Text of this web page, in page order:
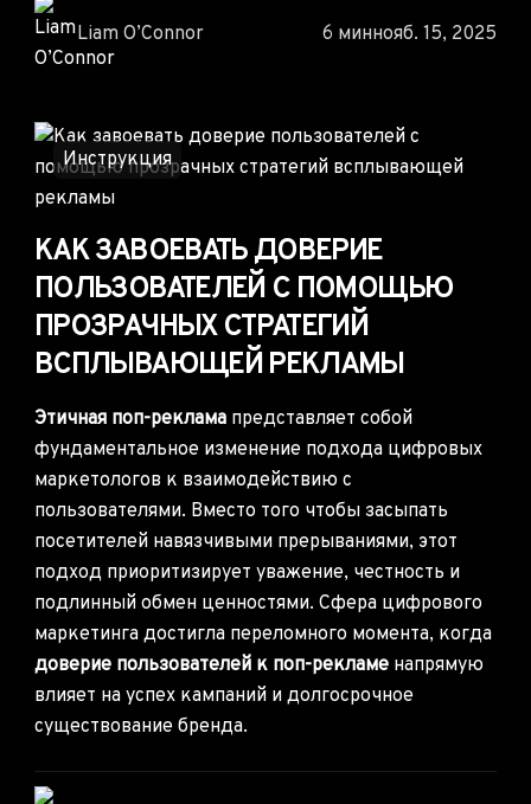
Liam O’Connor 6 миннояб. 15, 2025
Инструкция
КАК ЗАВОЕВАТЬ ДОВЕРИЕ
ПОЛЬЗОВАТЕЛЕЙ С ПОМОЩЬЮ
ПРОЗРАЧНЫХ СТРАТЕГИЙ
ВСПЛЫВАЮЩЕЙ РЕКЛАМЫ
Этичная поп-реклама представляет собой
фундаментальное изменение подхода цифровых
маркетологов к взаимодействию с
пользователями. Вместо того чтобы засыпать
посетителей навязчивыми прерываниями, этот
подход приоритизирует уважение, честность и
подлинный обмен ценностями. Сфера цифрового
маркетинга достигла переломного момента, когда
доверие пользователей к поп-рекламе напрямую
влияет на успех кампаний и долгосрочное
существование бренда.